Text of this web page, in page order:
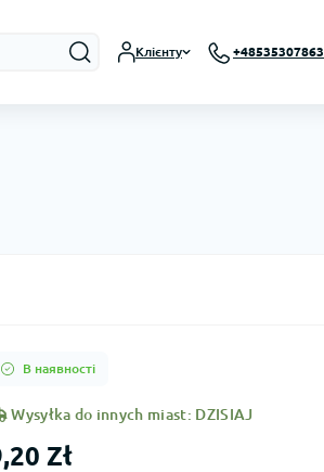
Клієнту +48535307863
В наявності
Wysyłka do innych miast: DZISIAJ
Zł